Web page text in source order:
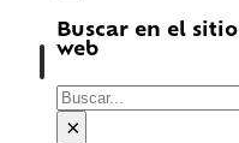
Buscar en el sitio
web
Buscar
×